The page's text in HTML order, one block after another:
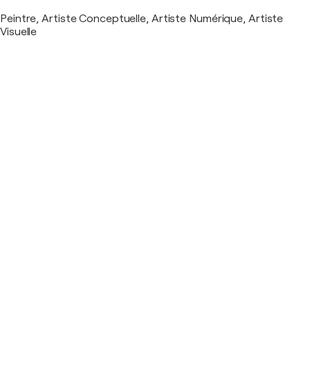
Peintre, Artiste Conceptuelle, Artiste Numérique, Artiste
Visuelle